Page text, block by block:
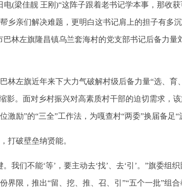
(梁佳靓 王刚)“这阵子跟着老书记学本事，那收获
乡亲们解决难题，更明白这书记肩上的担子有多
巴林左旗隆昌镇乌兰套海村的党支部书记后备力量
左旗近年来下大力气破解村级后备力量“选、育
影。面对乡村振兴对高素质村干部的迫切需求，
激励”的“三全”工作法，为嘎查村“两委”换届备足“
破壁垒纳贤能。
们不能‘等’，要主动去‘找’、去‘引’。”旗委组织
界限，推出“留、挖、推、召、引”“五个一批”组